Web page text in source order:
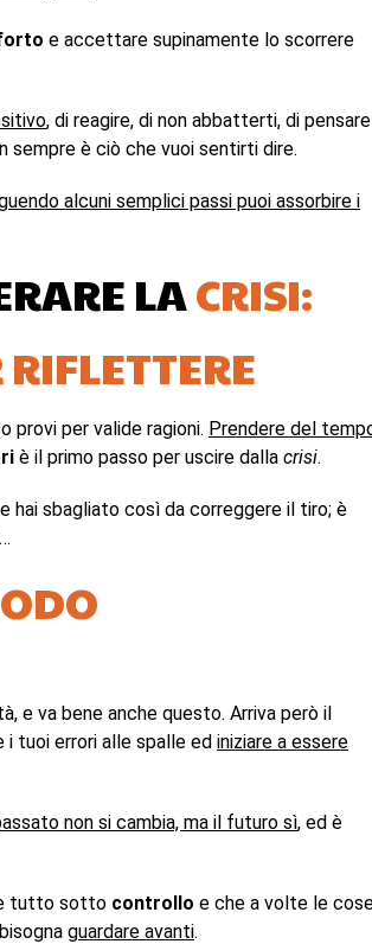
e accettare supinamente lo scorrere
, di reagire, di non abbatterti, di pensare
sempre è ciò che vuoi sentirti dire.
alcuni semplici passi puoi assorbire i
LACRISI:
provi per valide ragioni. Prendere del
è il primo passo per uscire dalla crisi.
hai sbagliato così da correggere il tiro; è
e va bene anche questo. Arriva però il
i tuoi errori alle spalle ed iniziare a essere
non si cambia, ma il futuro sì, ed è
tutto sotto controllo e che a volte le
guardare avanti.